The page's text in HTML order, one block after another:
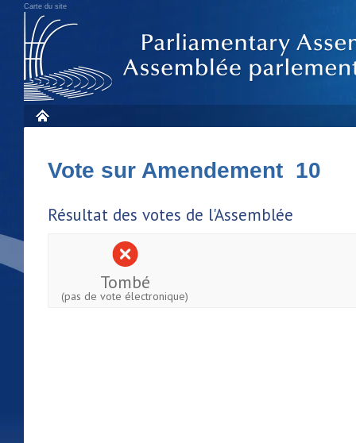
Carte du site
Vote sur Amendement 10
Résultat des votes de l'Assemblée
Tombé
(pas de vote électronique)